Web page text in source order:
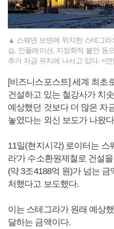
▲ 스웨덴 보덴에 위치한 스테그
습. 인플레이션, 지정학적 불안 등
추가 자금 유치에 나서고 있다. <
[비즈니스포스트] 세계 최초
건설하고 있는 철강사가 치
예상했던 것보다 더 많은 자
놓였다는 외신 보도가 나왔
11일(현지시각) 로이터는 스
라'가 수소환원제철로 건설
(약 3조4188억 원)가 넘는 금
처했다고 보도했다.
이는 스테그라가 원래 예상
달하는 금액이다.